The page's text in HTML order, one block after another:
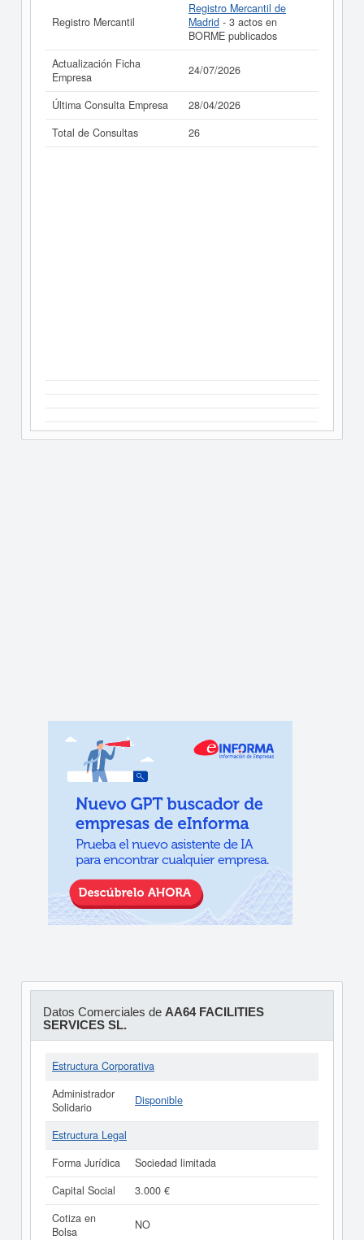
Registro Mercantil
Registro Mercantil de
Madrid - 3 actos en
BORME publicados
Actualización Ficha
Empresa
24/07/2026
Última Consulta Empresa
28/04/2026
Total de Consultas
26
Datos Comerciales de AA64 FACILITIES
SERVICES SL.
Estructura Corporativa
Administrador
Solidario
Disponible
Estructura Legal
Forma Jurídica
Sociedad limitada
Capital Social
3.000 €
Cotiza en
Bolsa
NO